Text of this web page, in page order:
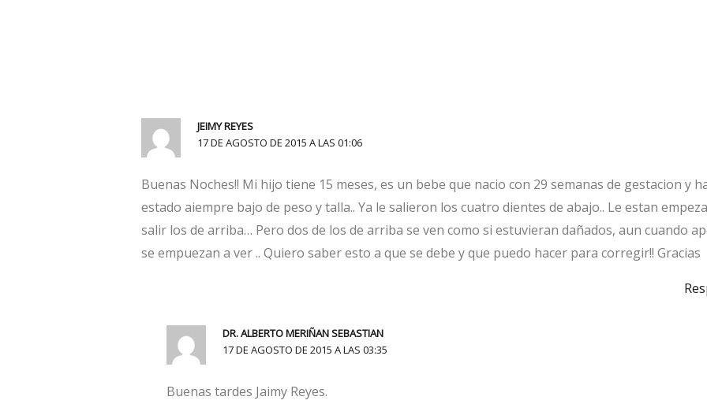
JEIMY REYES
17 DE AGOSTO DE 2015 A LAS 01:06
Buenas Noches!! Mi hijo tiene 15 meses, es un bebe que nacio con 29 semanas de gestacion y
estado aiempre bajo de peso y talla.. Ya le salieron los cuatro dientes de abajo.. Le estan
salir los de arriba… Pero dos de los de arriba se ven como si estuvieran dañados, aun cuando
se empuezan a ver .. Quiero saber esto a que se debe y que puedo hacer para corregir!! Gracias
DR. ALBERTO MERIÑAN SEBASTIAN
17 DE AGOSTO DE 2015 A LAS 03:35
Buenas tardes Jaimy Reyes.